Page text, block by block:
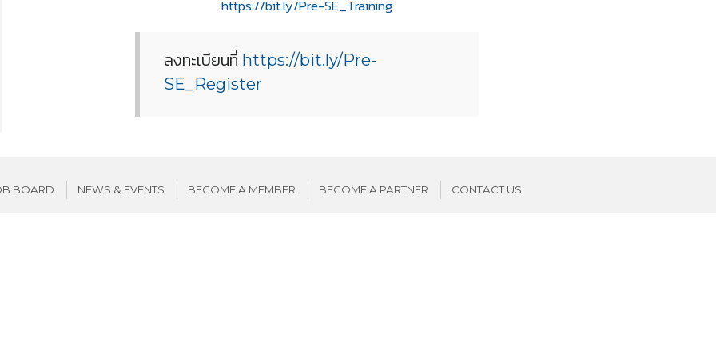
https://bit.ly/Pre-SE_Training
ลงทะเบียนที่ https://bit.ly/Pre-
SE_Register
BOARD NEWS & EVENTS BECOME A MEMBER BECOME A PARTNER CONTACT US